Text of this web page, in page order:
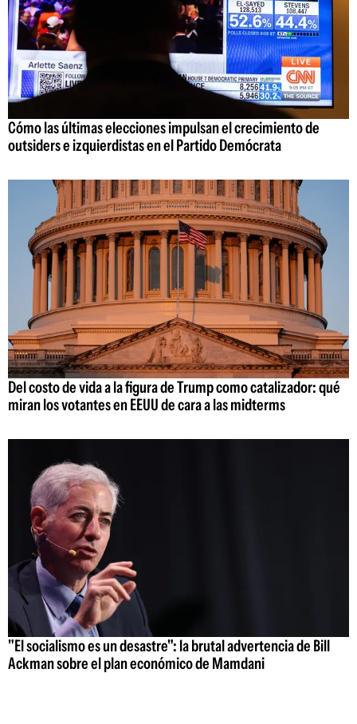
Cómo las últimas elecciones impulsan el crecimiento de
outsiders e izquierdistas en el Partido Demócrata
Del costo de vida a la figura de Trump como catalizador: qué
miran los votantes en EEUU de cara a las midterms
"El socialismo es un desastre": la brutal advertencia de Bill
Ackman sobre el plan económico de Mamdani